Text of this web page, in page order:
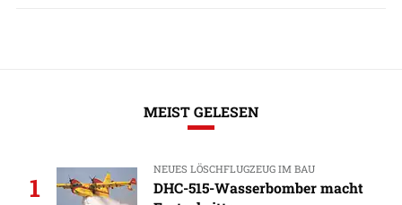
MEIST GELESEN
1
NEUES LÖSCHFLUGZEUG IM BAU
DHC-515-Wasserbomber macht